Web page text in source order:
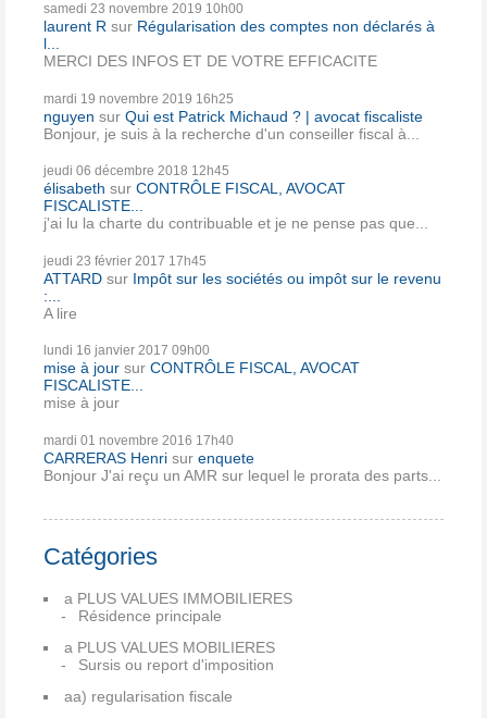
samedi 23 novembre 2019 10h00
laurent R sur Régularisation des comptes non déclarés à
l...
MERCI DES INFOS ET DE VOTRE EFFICACITE
mardi 19 novembre 2019 16h25
nguyen sur Qui est Patrick Michaud ? | avocat fiscaliste
Bonjour, je suis à la recherche d'un conseiller fiscal à...
jeudi 06 décembre 2018 12h45
élisabeth sur CONTRÔLE FISCAL, AVOCAT
FISCALISTE...
j'ai lu la charte du contribuable et je ne pense pas que...
jeudi 23 février 2017 17h45
ATTARD sur Impôt sur les sociétés ou impôt sur le revenu
:...
A lire
lundi 16 janvier 2017 09h00
mise à jour sur CONTRÔLE FISCAL, AVOCAT
FISCALISTE...
mise à jour
mardi 01 novembre 2016 17h40
CARRERAS Henri sur enquete
Bonjour J'ai reçu un AMR sur lequel le prorata des parts...
Catégories
a PLUS VALUES IMMOBILIERES
Résidence principale
a PLUS VALUES MOBILIERES
Sursis ou report d'imposition
aa) regularisation fiscale